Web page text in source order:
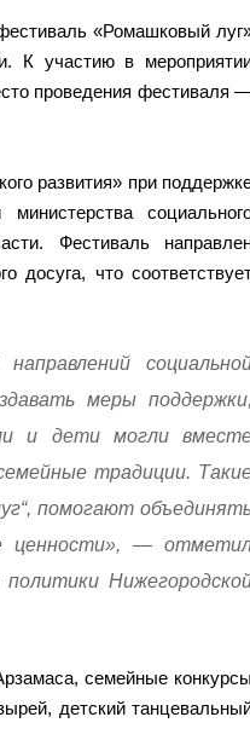
«Ромашковый
К участию в
проведения фестиваля
развития» при
Фестиваль
досуга, что
меры поддержки,
и дети могли
традиции.
помогают
ценности», —
семейные конкурсы
детский